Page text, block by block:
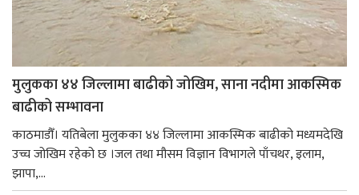
मुलुकका ४४ जिल्लामा बाढीको जोखिम, साना नदीमा आकस्मिक
बाढीको सम्भावना
काठमाडौँ। यतिबेला मुलुकका ४४ जिल्लामा आकस्मिक बाढीको मध्यमदेखि
उच्च जोखिम रहेको छ ।जल तथा मौसम विज्ञान विभागले पाँचथर, इलाम,
झापा,...